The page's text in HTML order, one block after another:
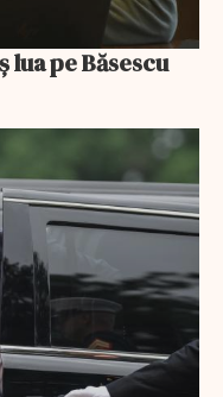
lua pe Băsescu